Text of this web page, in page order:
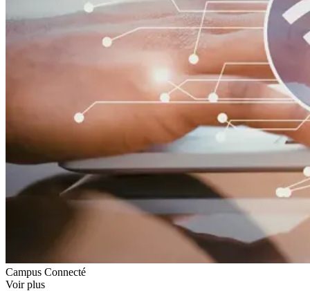
Campus Connecté
Voir plus